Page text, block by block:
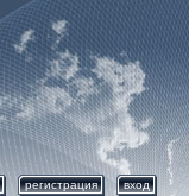
регистрация вход